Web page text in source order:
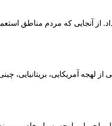
آنجایی که مردم مناطق
آمریکایی، بریتانیایی،